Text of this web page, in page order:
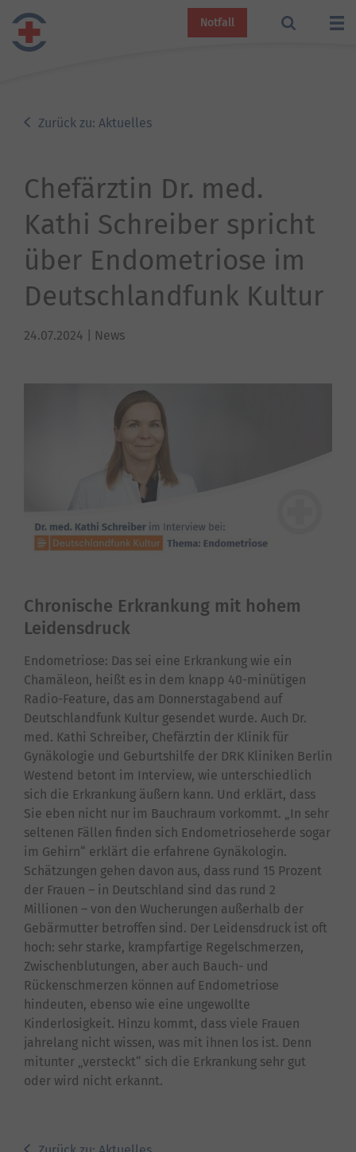
Notfall
Zurück zu: Aktuelles
Chefärztin Dr. med.
Kathi Schreiber spricht
über Endometriose im
Deutschlandfunk Kultur
24.07.2024 | News
Chronische Erkrankung mit hohem
Leidensdruck
Endometriose: Das sei eine Erkrankung wie ein
Chamäleon, heißt es in dem knapp 40-minütigen
Radio-Feature, das am Donnerstagabend auf
Deutschlandfunk Kultur gesendet wurde. Auch Dr.
med. Kathi Schreiber, Chefärztin der Klinik für
Gynäkologie und Geburtshilfe der DRK Kliniken Berlin
Westend betont im Interview, wie unterschiedlich
sich die Erkrankung äußern kann. Und erklärt, dass
Sie eben nicht nur im Bauchraum vorkommt. „In sehr
seltenen Fällen finden sich Endometrioseherde sogar
im Gehirn“ erklärt die erfahrene Gynäkologin.
Schätzungen gehen davon aus, dass rund 15 Prozent
der Frauen – in Deutschland sind das rund 2
Millionen – von den Wucherungen außerhalb der
Gebärmutter betroffen sind. Der Leidensdruck ist oft
hoch: sehr starke, krampfartige Regelschmerzen,
Zwischenblutungen, aber auch Bauch- und
Rückenschmerzen können auf Endometriose
hindeuten, ebenso wie eine ungewollte
Kinderlosigkeit. Hinzu kommt, dass viele Frauen
jahrelang nicht wissen, was mit ihnen los ist. Denn
mitunter „versteckt“ sich die Erkrankung sehr gut
oder wird nicht erkannt.